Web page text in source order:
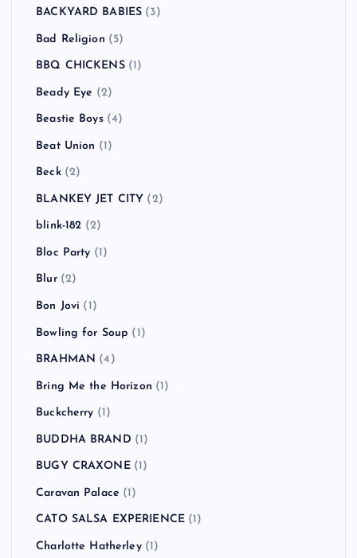
BACKYARD BABIES (3)
Bad Religion (5)
BBQ CHICKENS(1)
Beady Eye (2)
Beastie Boys(4)
Beat Union (1)
Beck(2)
BLANKEY JET CITY (2)
blink-182 (2)
Bloc Party (1)
Blur(2)
Bon Jovi (1)
Bowling for Soup (1)
BRAHMAN (4)
Bring Me the Horizon (1)
Buckcherry (1)
BUDDHA BRAND (1)
BUGY CRAXONE(1)
Caravan Palace (1)
CATO SALSA EXPERIENCE (1)
Charlotte Hatherley(1)